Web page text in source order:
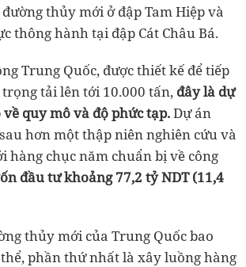
thủy mới ở đập Tam Hiệp và
thông hành tại đập Cát Châu Bá.
Trung Quốc, được thiết kế để tiếp
tải lên tới 10.000 tấn, đây là dự
quy mô và độ phức tạp.Dự án
hơn một thập niên nghiên cứu và
hàng chục năm chuẩn bị về công
đầu tư khoảng 77,2 tỷ NDT (11,4
thủy mới của Trung Quốc bao
thể, phần thứ nhất là xây luồng hàng